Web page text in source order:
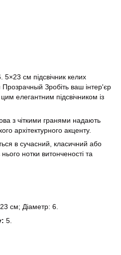
5×23 см підсвічник келих
Зробіть ваш інтер'єр
елегантним підсвічником із
з чіткими гранями надають
архітектурного акценту.
в сучасний, класичний або
нотки витонченості та
см; Діаметр: 6.
5.